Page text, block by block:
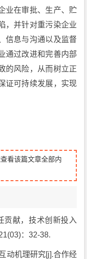
业在审批、生产、贮
，并针对重污染企业
信息与沟通以及监督
通过改进和完善内部
的风险，从而树立正
证可持续发展，实现
看该篇文章全部内
贡献，技术创新投入
：32-38.
动机理研究[j].合作经